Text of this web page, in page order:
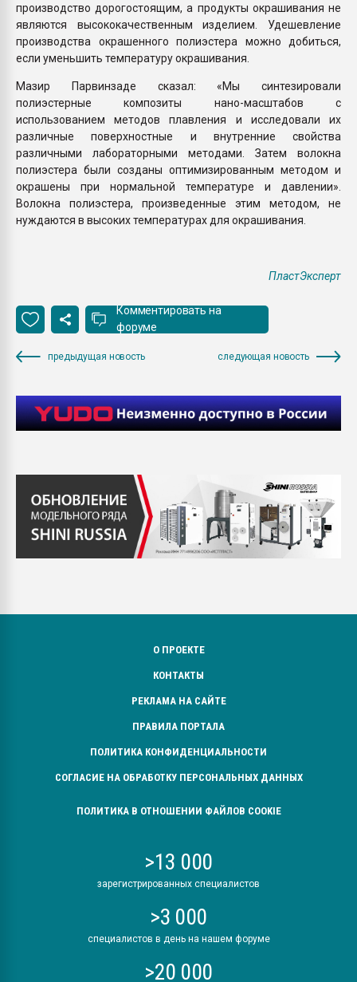
производство дорогостоящим, а продукты окрашивания не
являются высококачественным изделием. Удешевление
производства окрашенного полиэстера можно добиться,
если уменьшить температуру окрашивания.
Мазир Парвинзаде сказал: «Мы синтезировали
полиэстерные композиты нано-масштабов с
использованием методов плавления и исследовали их
различные поверхностные и внутренние свойства
различными лабораторными методами. Затем волокна
полиэстера были созданы оптимизированным методом и
окрашены при нормальной температуре и давлении».
Волокна полиэстера, произведенные этим методом, не
нуждаются в высоких температурах для окрашивания.
ПластЭксперт
Комментировать на
форуме
предыдущая новость следующая новость
О ПРОЕКТЕ
КОНТАКТЫ
РЕКЛАМА НА САЙТЕ
ПРАВИЛА ПОРТАЛА
ПОЛИТИКА КОНФИДЕНЦИАЛЬНОСТИ
СОГЛАСИЕ НА ОБРАБОТКУ ПЕРСОНАЛЬНЫХ ДАННЫХ
ПОЛИТИКА В ОТНОШЕНИИ ФАЙЛОВ COOKIE
>13 000
зарегистрированных специалистов
>3 000
специалистов в день на нашем форуме
>20 000